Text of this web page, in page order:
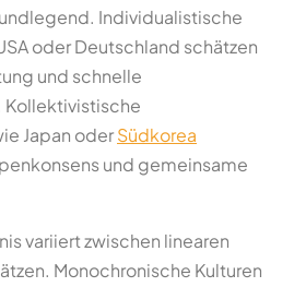
Individualistische
oder Deutschland schätzen
und schnelle
Kollektivistische
Japan oderSüdkorea
und gemeinsame
variiert zwischen linearen
Monochronische Kulturen